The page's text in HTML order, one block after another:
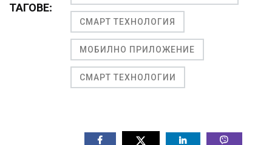
ТАГОВЕ:
СМАРТ ТЕХНОЛОГИЯ
МОБИЛНО ПРИЛОЖЕНИЕ
СМАРТ ТЕХНОЛОГИИ